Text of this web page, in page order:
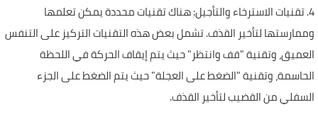
4. تقنيات الاسترخاء والتأجيل: هناك تقنيات محددة يمكن تعلمها
وممارستها لتأخير القذف. تشمل بعض هذه التقنيات التركيز على التنفس
العميق، وتقنية "قف وانتظر" حيث يتم إيقاف الحركة في اللحظة
الحاسمة، وتقنية "الضغط على العجلة" حيث يتم الضغط على الجزء
السفلي من القضيب لتأخير القذف.